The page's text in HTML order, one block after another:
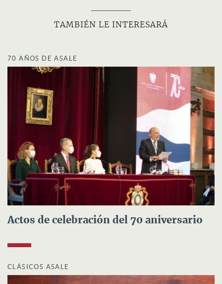
TAMBIÉN LE INTERESARÁ
70 AÑOS DE ASALE
Actos de celebración del 70 aniversario
CLÁSICOS ASALE